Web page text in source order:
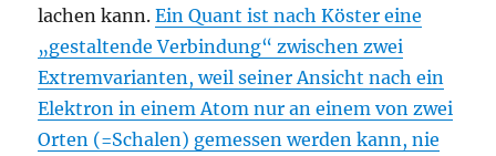
lachen kann.Ein Quant ist nach Köster eine
„gestaltende Verbindung“ zwischen zwei
Extremvarianten, weil seiner Ansicht nach ein
Elektron in einem Atom nur an einem von zwei
Orten (=Schalen) gemessen werden kann, nie